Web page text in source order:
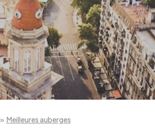
» Meilleures auberges